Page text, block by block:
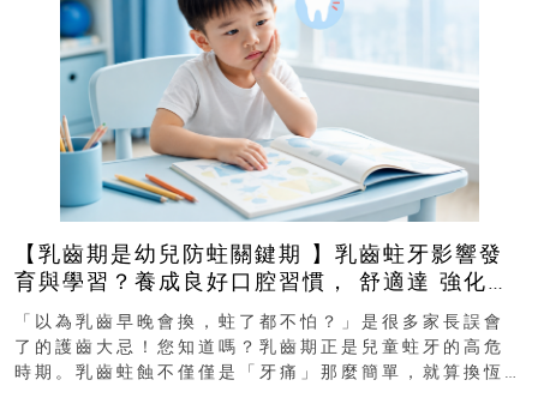
【乳齒期是幼兒防蛀關鍵期 】乳齒蛀牙影響發
育與學習？養成良好口腔習慣， 舒適達 強化琺
瑯質 兒童牙膏防護指南
「以為乳齒早晚會換，蛀了都不怕？」是很多家長誤會
了的護齒大忌！您知道嗎？乳齒期正是兒童蛀牙的高危
時期。乳齒蛀蝕不僅僅是「牙痛」那麼簡單，就算換恆